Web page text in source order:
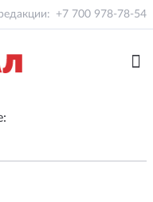
+7 700 978-78-54